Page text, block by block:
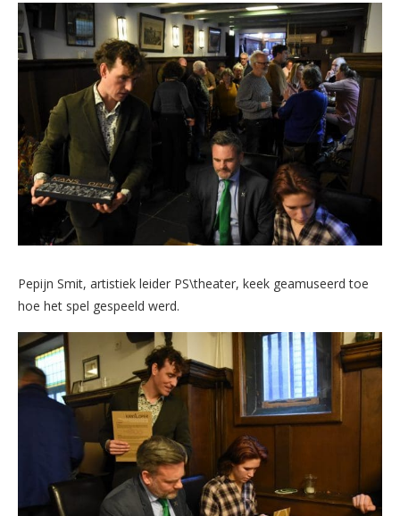
Pepijn Smit, artistiek leider PS\theater, keek geamuseerd toe
hoe het spel gespeeld werd.